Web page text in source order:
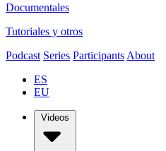
Documentales
Tutoriales y otros
Podcast Series Participants About
ES
EU
Videos